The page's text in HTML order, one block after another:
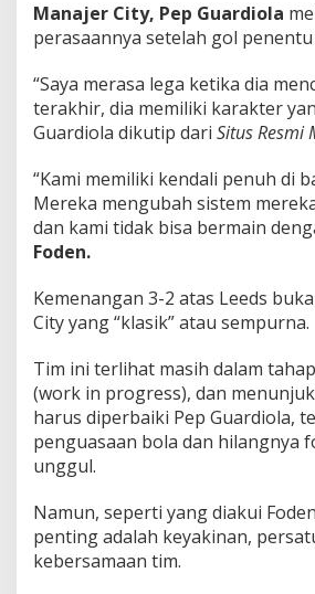
Manajer City, Pep Guardiola
perasaannya setelah gol
“Saya merasa lega ketika dia
terakhir, dia memiliki karakter
Guardiola dikutip dari Situs Resmi
“Kami memiliki kendali penuh di
Mereka mengubah sistem
dan kami tidak bisa bermain
Foden.
Kemenangan 3-2 atas Leeds
City yang “klasik” atau sempurna.
Tim ini terlihat masih dalam
(work in progress), dan
harus diperbaiki Pep Guardiola,
penguasaan bola dan hilangnya
unggul.
Namun, seperti yang diakui
penting adalah keyakinan,
kebersamaan tim.